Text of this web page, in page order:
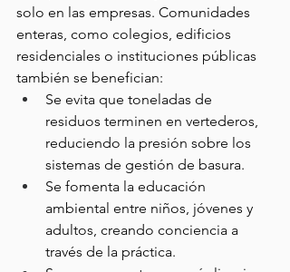
solo en las empresas. Comunidades
enteras, como colegios, edificios
residenciales o instituciones públicas
también se benefician:
Se evita que toneladas de
residuos terminen en vertederos,
reduciendo la presión sobre los
sistemas de gestión de basura.
Se fomenta la educación
ambiental entre niños, jóvenes y
adultos, creando conciencia a
través de la práctica.